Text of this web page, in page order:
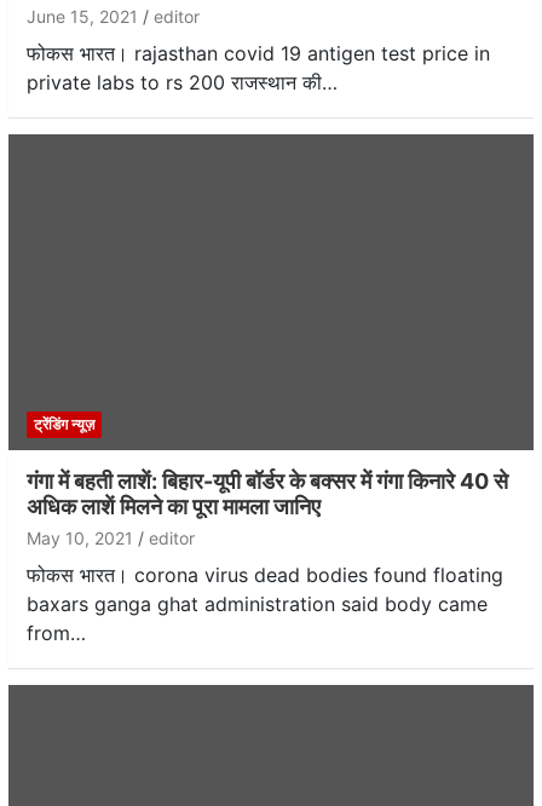
June 15, 2021 editor
फोकस भारत। rajasthan covid 19 antigen test price in
private labs to rs 200 राजस्थान की…
ट्रेंडिंग न्यूज़
गंगा में बहती लाशें: बिहार-यूपी बॉर्डर के बक्सर में गंगा किनारे 40 से
अधिक लाशें मिलने का पूरा मामला जानिए
May 10, 2021 editor
फोकस भारत। corona virus dead bodies found floating
baxars ganga ghat administration said body came
from…